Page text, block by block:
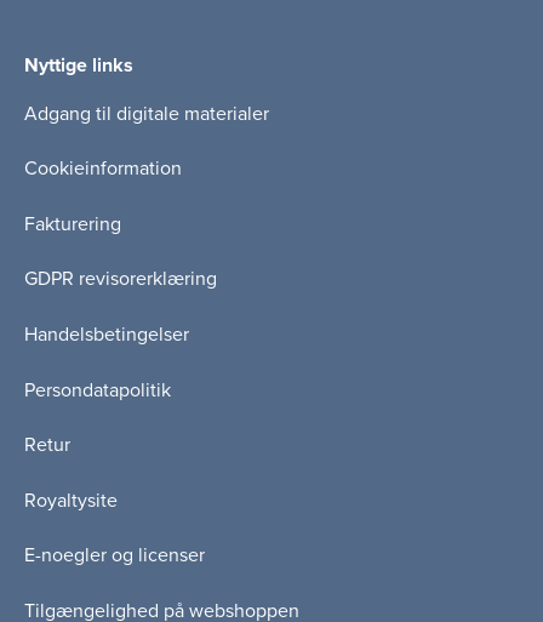
Nyttige links
Adgang til digitale materialer
Cookieinformation
Fakturering
GDPR revisorerklæring
Handelsbetingelser
Persondatapolitik
Retur
Royaltysite
E-noegler og licenser
Tilgængelighed på webshoppen